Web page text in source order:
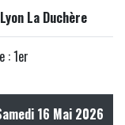
Lyon La Duchère
: 1er
16 Mai 2026